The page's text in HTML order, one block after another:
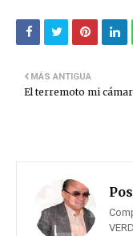
MÁS ANTIGUA
El terremoto mi